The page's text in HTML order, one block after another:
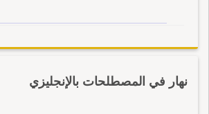
نهار في المصطلحات بالإنجليزي